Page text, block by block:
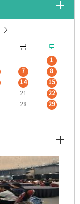
금 토
1
7
8
14
15
21
22
28
29